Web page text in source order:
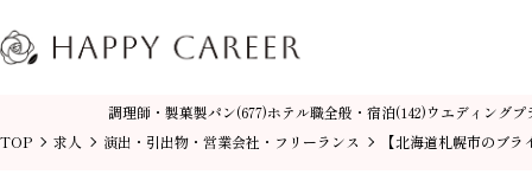
調理師・製菓製パン(677)ホテル職全般・宿泊(142)ウエディング
TOP
求人 演出・引出物・営業会社・フリーランス 【北海道札幌市のブ